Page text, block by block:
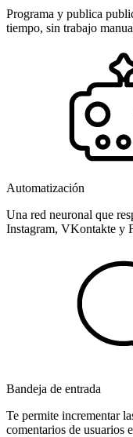
Programa y publica
tiempo, sin trabajo
Automatización
Una red neuronal que
Instagram, VKontakte y
Bandeja de entrada
Te permite incrementar
comentarios de usuarios